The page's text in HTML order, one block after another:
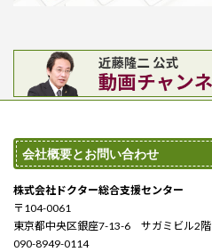
会社概要とお問い合わせ
株式会社ドクター総合支援センター
〒104-0061
東京都中央区銀座7-13-6 サガミビル2階
090-8949-0114